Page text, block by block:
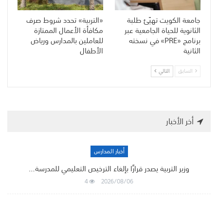
جامعة الكويت تهيّئ طلبة
الثانوية للحياة الجامعية عبر
برنامج «PRE» في نسخته
الثانية
«التربية» تحدد شروط صرف
مكافأة الأعمال الممتازة
للعاملين بالمدارس ورياض
الأطفال
السابق التالي
أخر الأخبار
أخبار المدارس
وزير التربية يصدر قرارًا بإلغاء الترخيص التعليمي للمدرسة…
2026/08/06
4